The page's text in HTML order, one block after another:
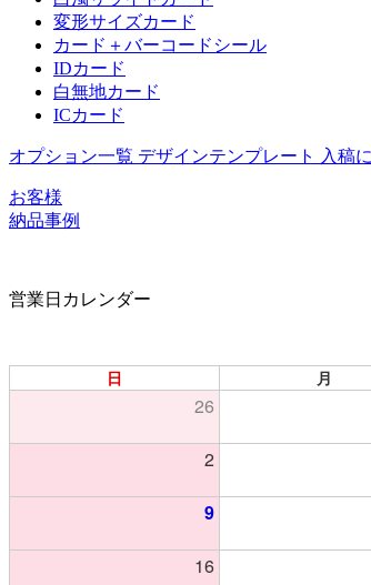
変形サイズカード
カード＋バーコードシール
IDカード
白無地カード
ICカード
オプション一覧 デザインテンプレート 入稿
お客様
納品事例
営業日カレンダー
日 月
26
2
9
16